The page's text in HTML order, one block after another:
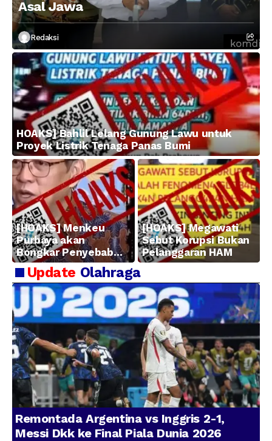
Asal Jawa
Redaksi
HOAKS] Bahlil Lelang Gunung Lawu untuk
Proyek Listrik Tenaga Panas Bumi
[HOAKS] Menkeu
Purbaya akan
Bongkar Penyebab
Kerugian BUMN
[HOAKS] Megawati
Sebut Korupsi Bukan
Pelanggaran HAM
Update Olahraga
Remontada Argentina vs Inggris 2-1,
Messi Dkk ke Final Piala Dunia 2026